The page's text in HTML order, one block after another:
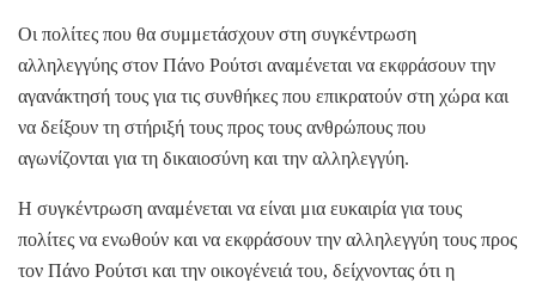
Οι πολίτες που θα συμμετάσχουν στη συγκέντρωση
αλληλεγγύης στον Πάνο Ρούτσι αναμένεται να εκφράσουν την
αγανάκτησή τους για τις συνθήκες που επικρατούν στη χώρα και
να δείξουν τη στήριξή τους προς τους ανθρώπους που
αγωνίζονται για τη δικαιοσύνη και την αλληλεγγύη.
Η συγκέντρωση αναμένεται να είναι μια ευκαιρία για τους
πολίτες να ενωθούν και να εκφράσουν την αλληλεγγύη τους προς
τον Πάνο Ρούτσι και την οικογένειά του, δείχνοντας ότι η